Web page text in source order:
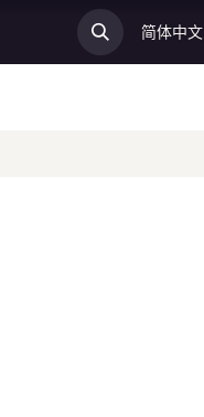
简体中文